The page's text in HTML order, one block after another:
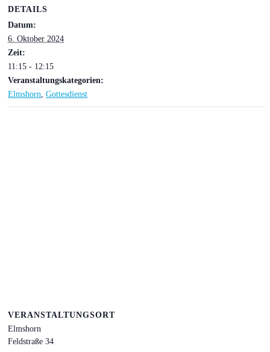
DETAILS
Datum:
6. Oktober 2024
Zeit:
11:15 - 12:15
Veranstaltungskategorien:
Elmshorn, Gottesdienst
VERANSTALTUNGSORT
Elmshorn
Feldstraße 34